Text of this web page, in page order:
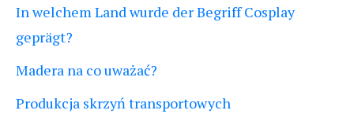
In welchem Land wurde der Begriff Cosplay
geprägt?
Madera na co uważać?
Produkcja skrzyń transportowych